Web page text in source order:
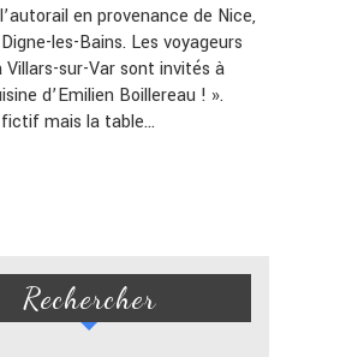
en provenance de Nice,
les-Bains. Les voyageurs
Villars-sur-Var sont invités à
d’Emilien Boillereau ! ».
fictif mais la table…
Rechercher